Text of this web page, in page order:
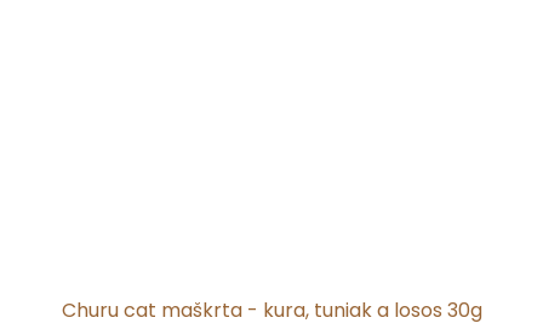
Churu cat maškrta - kura, tuniak a losos 30g